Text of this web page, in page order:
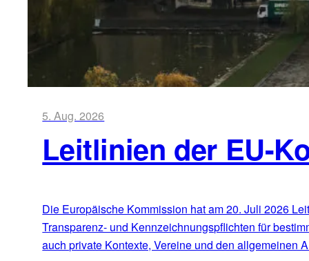
5. Aug. 2026
Leitlinien der EU-
Die Europäische Kommission hat am 20. Juli 2026
Transparenz- und Kennzeichnungspflichten für
auch private Kontexte, Vereine und den